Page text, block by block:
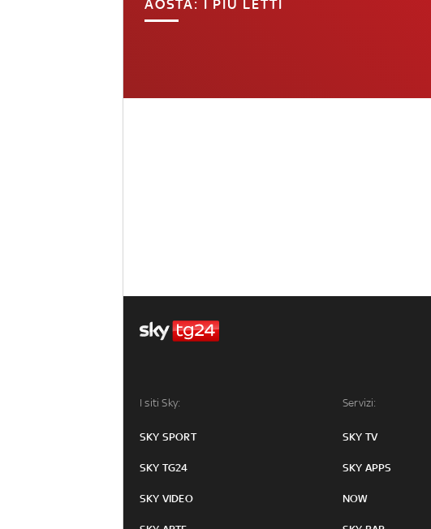
AOSTA: I PIÙ LETTI
I siti Sky:
SKY SPORT
SKY TG24
SKY VIDEO
Servizi:
SKY TV
SKY APPS
NOW